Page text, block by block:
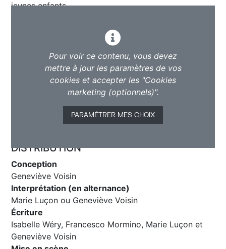
jeunes enfants.
Pour voir ce contenu, vous devez
mettre à jour les paramètres de vos
cookies et accepter les "Cookies
marketing (optionnels)".
PARAMÉTRER MES CHOIX
DISTRIBUTION
Conception
Geneviève Voisin
Interprétation (en alternance)
Marie Luçon ou Geneviève Voisin
Écriture
Isabelle Wéry, Francesco Mormino, Marie Luçon et
Geneviève Voisin